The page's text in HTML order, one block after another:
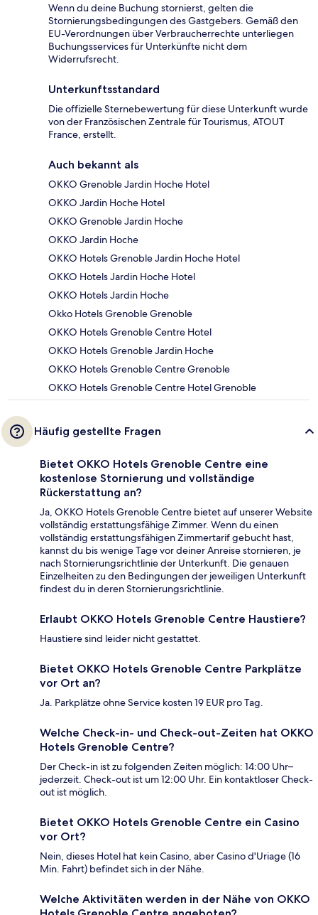
Wenn du deine Buchung stornierst, gelten die
Stornierungsbedingungen des Gastgebers. Gemäß den
EU-Verordnungen über Verbraucherrechte unterliegen
Buchungsservices für Unterkünfte nicht dem
Widerrufsrecht.
Unterkunftsstandard
Die offizielle Sternebewertung für diese Unterkunft wurde
von der Französischen Zentrale für Tourismus, ATOUT
France, erstellt.
Auch bekannt als
OKKO Grenoble Jardin Hoche Hotel
OKKO Jardin Hoche Hotel
OKKO Grenoble Jardin Hoche
OKKO Jardin Hoche
OKKO Hotels Grenoble Jardin Hoche Hotel
OKKO Hotels Jardin Hoche Hotel
OKKO Hotels Jardin Hoche
Okko Hotels Grenoble Grenoble
OKKO Hotels Grenoble Centre Hotel
OKKO Hotels Grenoble Jardin Hoche
OKKO Hotels Grenoble Centre Grenoble
OKKO Hotels Grenoble Centre Hotel Grenoble
Häufig gestellte Fragen
Bietet OKKO Hotels Grenoble Centre eine
kostenlose Stornierung und vollständige
Rückerstattung an?
Ja, OKKO Hotels Grenoble Centre bietet auf unserer Website
vollständig erstattungsfähige Zimmer. Wenn du einen
vollständig erstattungsfähigen Zimmertarif gebucht hast,
kannst du bis wenige Tage vor deiner Anreise stornieren, je
nach Stornierungsrichtlinie der Unterkunft. Die genauen
Einzelheiten zu den Bedingungen der jeweiligen Unterkunft
findest du in deren Stornierungsrichtlinie.
Erlaubt OKKO Hotels Grenoble Centre Haustiere?
Haustiere sind leider nicht gestattet.
Bietet OKKO Hotels Grenoble Centre Parkplätze
vor Ort an?
Ja. Parkplätze ohne Service kosten 19 EUR pro Tag.
Welche Check-in- und Check-out-Zeiten hat OKKO
Hotels Grenoble Centre?
Der Check-in ist zu folgenden Zeiten möglich: 14:00 Uhr–
jederzeit. Check-out ist um 12:00 Uhr. Ein kontaktloser Check-
out ist möglich.
Bietet OKKO Hotels Grenoble Centre ein Casino
vor Ort?
Nein, dieses Hotel hat kein Casino, aber Casino d'Uriage (16
Min. Fahrt) befindet sich in der Nähe.
Welche Aktivitäten werden in der Nähe von OKKO